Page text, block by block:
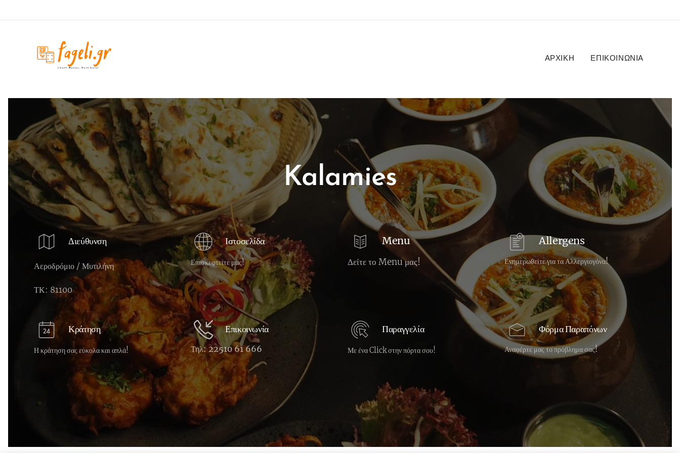
ΑΡΧΙΚΉ ΕΠΙΚΟΙΝΩΝΊΑ
Kalamies
Διεύθυνση
Αεροδρόμιο / Μυτιλήνη
ΤΚ: 81100
Ιστοσελίδα
Επισκεφτείτε μας!
Menu
Δείτε το Menu μας!
Allergens
Ενημερωθείτε για τα Αλλεργιογόνα!
Κράτηση
Η κράτηση σας εύκολα και απλά!
Επικοινωνία
Τηλ: 22510 61 666
Παραγγελία
Με ένα Click στην πόρτα σου!
Φόρμα Παραπόνων
Αναφέρτε μας το πρόβλημα σας!